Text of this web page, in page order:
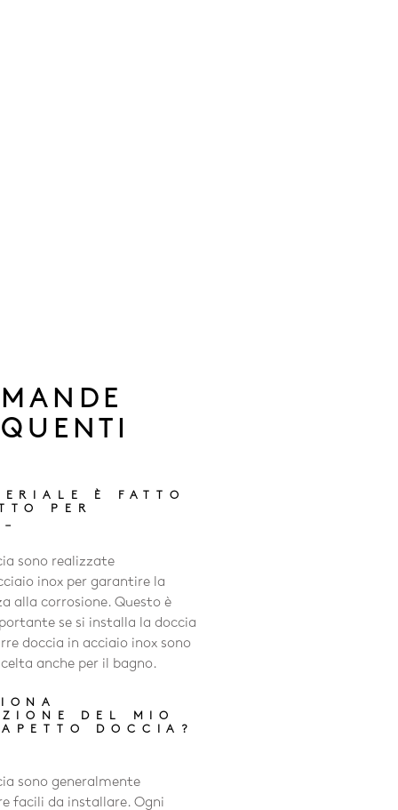
È FATTO
PER
sono realizzate
inox per garantire la
alla corrosione. Questo è
se si installa la doccia
doccia in acciaio inox sono
anche per il bagno.
DEL MIO
DOCCIA?
sono generalmente
facili da installare. Ogni